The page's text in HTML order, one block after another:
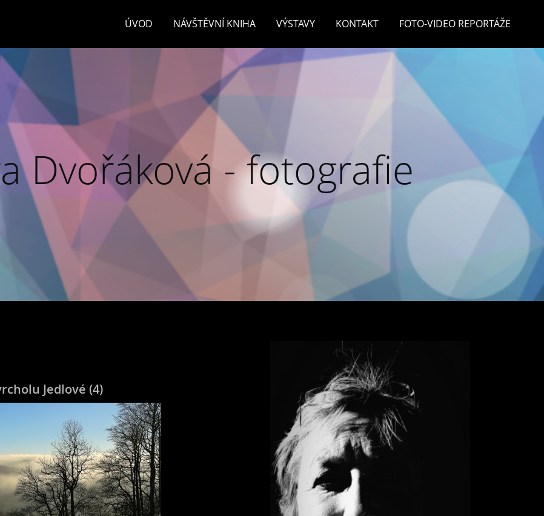
ÚVOD NÁVŠTĚVNÍ KNIHA VÝSTAVY KONTAKT FOTO-VIDEO REPORTÁŽE
Dvořáková - fotografie
Jedlové (4)